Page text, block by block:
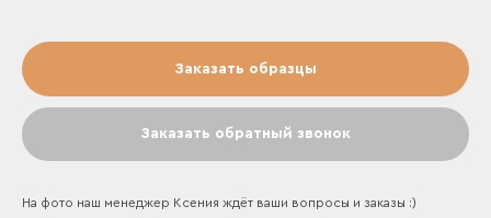
Заказать образцы
Заказать обратный звонок
На фото наш менеджер Ксения ждёт ваши вопросы и заказы :)